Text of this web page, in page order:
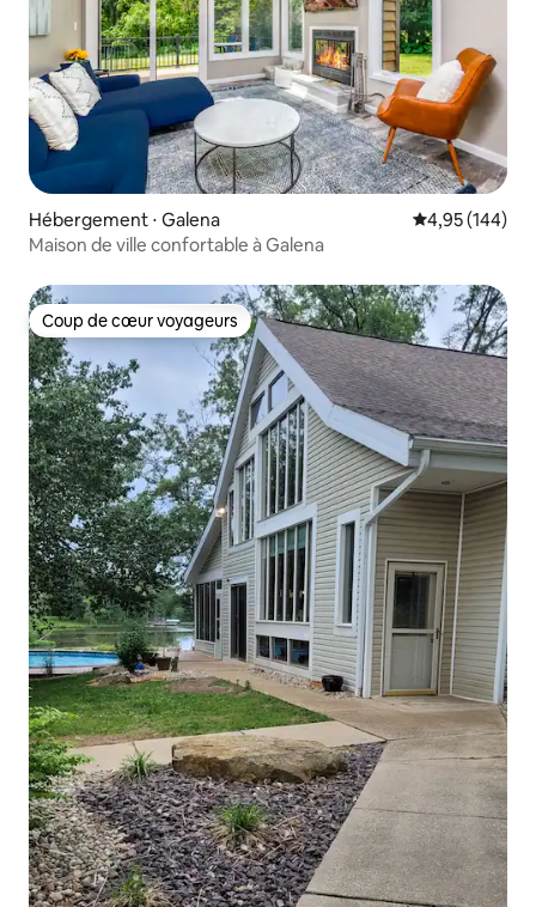
Hébergement ⋅ Galena Évaluation
4,95 (144)
Maison de ville confortable à Galena
Coup de cœur voyageurs
Coup de cœur voyageurs